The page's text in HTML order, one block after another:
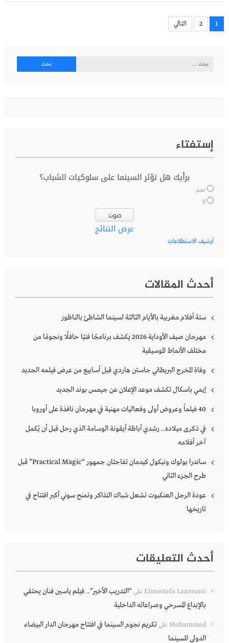
Posts
pagination
1
2 التالي
البحث
إستفتاء
برأيك هل تؤثر السينما على سلوكيات الشباب؟
نعم
لا
عرض النتائج
أرشيف الاستطلاعات
أحدث المقالات
ستة أفلام مغربية بالأيام الثالثة لسينما الشاطئ بالناظور
مهرجان صيف الأوداية 2026 يكشف برنامجًا فنيًا حافلًا ونجومًا من
مختلف الأنماط الموسيقية
وفاة المخرج البريطاني جاستن هاردي قبل أسابيع من عرض فيلمه الجديد
إيمي باسكال تكشف موعد الإعلان عن جيمس بوند الجديد
40 فيلماً وعروض أولى وفعاليات مهنية في مهرجان نافذة على أوروبا
في ذكرى ميلاده.. رشدي أباظة أيقونة الوسامة الذي رحل قبل أن يُكمل
آخر أفلامه
ساندرا بولوك ونيكول كيدمان تفاجئان جمهور “Practical Magic” قبل
طرح الجزء الثاني
عودة الرجل العنكبوت تشعل شباك التذاكر وتمنح سوني أكبر افتتاح في
تاريخها
أحدث التعليقات
Elmostafa Laaroussi على“التدريب الأخير”.. فيلم ياسين فنان يحتفي
بالإبداع المسرحي وصراعاته الداخلية
Mohammed علىتكريم نجوم السينما في افتتاح مهرجان الدار البيضاء
الدولي للسينما